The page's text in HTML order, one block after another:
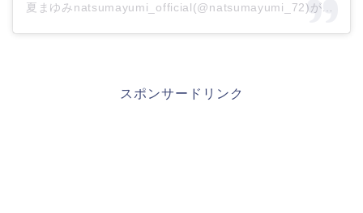
夏まゆみnatsumayumi_official(@natsumayumi_72)がシェアした投稿
スポンサードリンク